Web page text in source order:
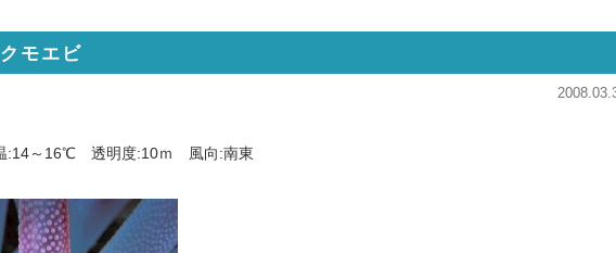
モエビ
～16℃ 透明度:10ｍ 風向:南東